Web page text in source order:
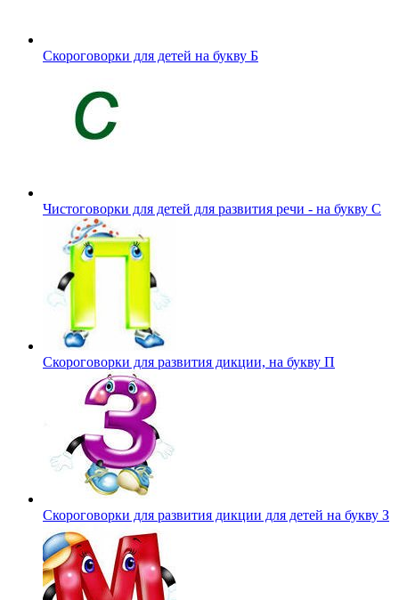
Скороговорки для детей на букву Б
Чистоговорки для детей для развития речи - на букву С
Скороговорки для развития дикции, на букву П
Скороговорки для развития дикции для детей на букву З